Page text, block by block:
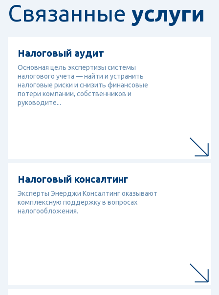
Связанные услуги
Налоговый аудит
Основная цель экспертизы системы
налогового учета — найти и устранить
налоговые риски и снизить финансовые
потери компании, собственников и
руководите...
Налоговый консалтинг
Эксперты Энерджи Консалтинг оказывают
комплексную поддержку в вопросах
налогообложения.